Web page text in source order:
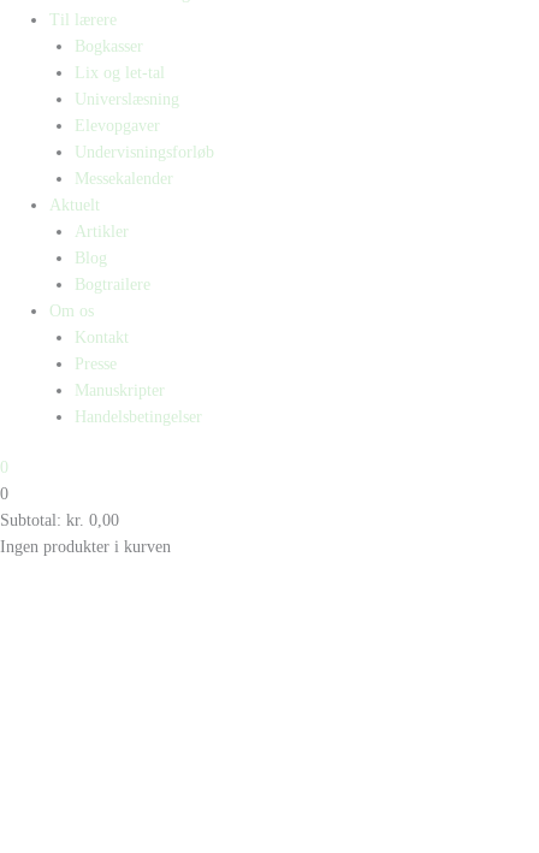
Til lærere
Bogkasser
Lix og let-tal
Universlæsning
Elevopgaver
Undervisningsforløb
Messekalender
Aktuelt
Artikler
Blog
Bogtrailere
Om os
Kontakt
Presse
Manuskripter
Handelsbetingelser
0
0
Subtotal: kr. 0,00
Ingen produkter i kurven